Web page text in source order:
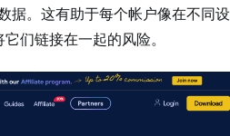
据。这有助于每个帐户像在不同
们链接在一起的风险。